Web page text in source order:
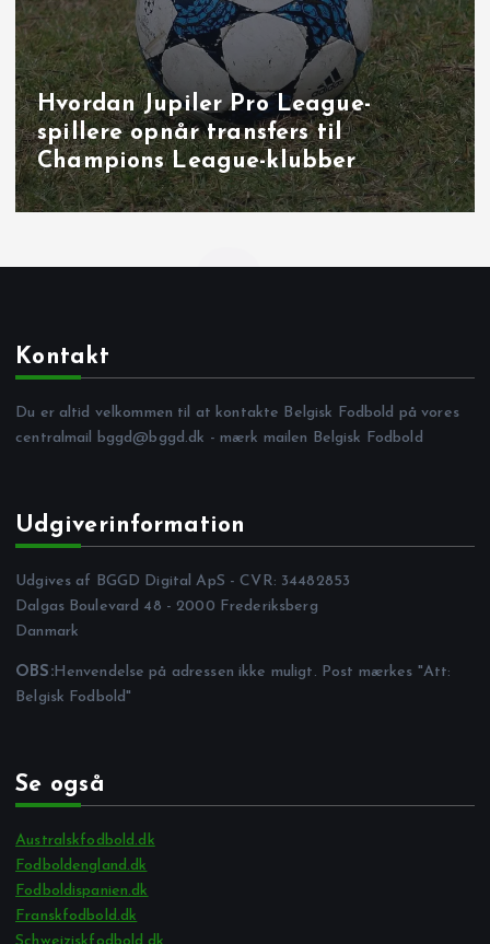
Hvordan Jupiler Pro League-
spillere opnår transfers til
Champions League-klubber
Kontakt
Du er altid velkommen til at kontakte Belgisk Fodbold på vores
centralmail
bggd@bggd.dk - mærk mailen Belgisk Fodbold
Udgiverinformation
Udgives af BGGD Digital ApS - CVR: 34482853
Dalgas Boulevard 48 - 2000 Frederiksberg
Danmark
OBS:Henvendelse på adressen ikke muligt. Post mærkes "Att:
Belgisk Fodbold"
Se også
Australskfodbold.dk
Fodboldengland.dk
Fodboldispanien.dk
Franskfodbold.dk